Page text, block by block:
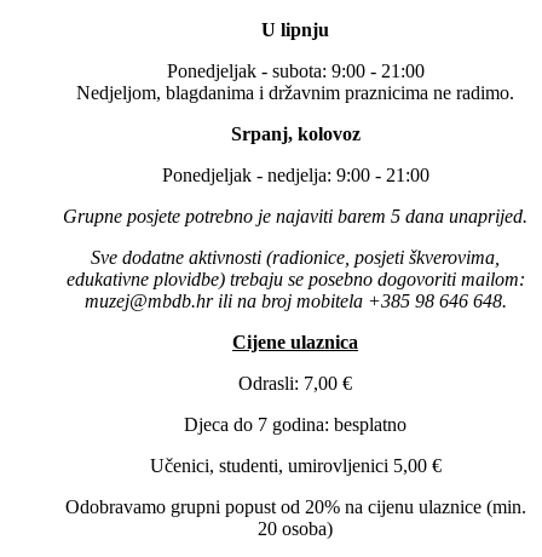
U lipnju
Ponedjeljak - subota: 9:00 - 21:00
Nedjeljom, blagdanima i državnim praznicima ne radimo.
Srpanj, kolovoz
Ponedjeljak - nedjelja: 9:00 - 21:00
Grupne posjete potrebno je najaviti barem 5 dana unaprijed.
Sve dodatne aktivnosti (radionice, posjeti škverovima,
edukativne plovidbe) trebaju se posebno dogovoriti mailom:
muzej@mbdb.hr ili na broj mobitela +385 98 646 648.
Cijene ulaznica
Odrasli: 7,00 €
Djeca do 7 godina: besplatno
Učenici, studenti, umirovljenici 5,00 €
Odobravamo grupni popust od 20% na cijenu ulaznice (min.
20 osoba)